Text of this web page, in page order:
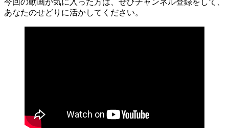
今回の動画が気に入った方は、ぜひチャンネル登録をして、
あなたのせどりに活かしてください。